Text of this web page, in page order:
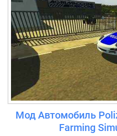
Мод Автомобиль
Farming